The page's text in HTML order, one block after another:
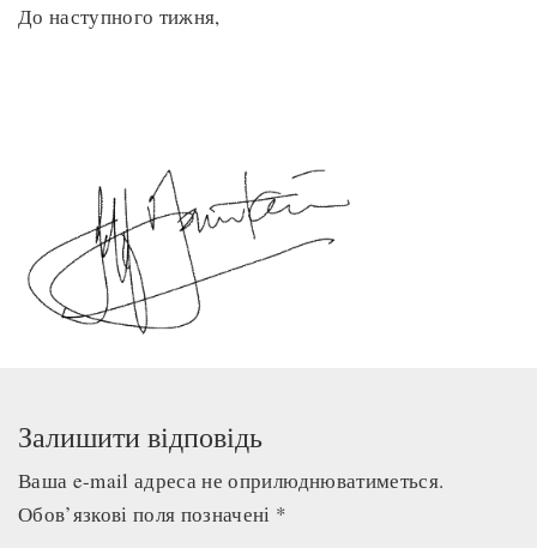
До наступного тижня,
Залишити відповідь
Ваша e-mail адреса не оприлюднюватиметься.
Обов’язкові поля позначені *